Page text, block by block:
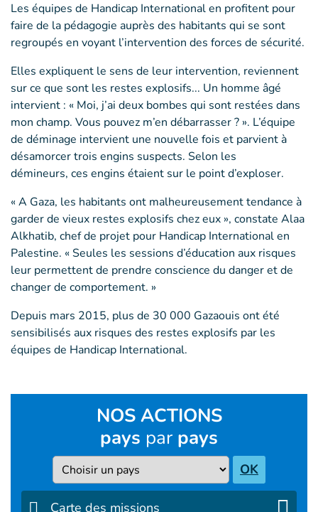
Les équipes de Handicap International en profitent pour
faire de la pédagogie auprès des habitants qui se sont
regroupés en voyant l’intervention des forces de sécurité.
Elles expliquent le sens de leur intervention, reviennent
sur ce que sont les restes explosifs... Un homme âgé
intervient : « Moi, j’ai deux bombes qui sont restées dans
mon champ. Vous pouvez m’en débarrasser ? ». L’équipe
de déminage intervient une nouvelle fois et parvient à
désamorcer trois engins suspects. Selon les
démineurs, ces engins étaient sur le point d’exploser.
« A Gaza, les habitants ont malheureusement tendance à
garder de vieux restes explosifs chez eux », constate Alaa
Alkhatib, chef de projet pour Handicap International en
Palestine. « Seules les sessions d’éducation aux risques
leur permettent de prendre conscience du danger et de
changer de comportement. »
Depuis mars 2015, plus de 30 000 Gazaouis ont été
sensibilisés aux risques des restes explosifs par les
équipes de Handicap International.
NOS ACTIONS
pays par pays
Pays OK
Carte des missions